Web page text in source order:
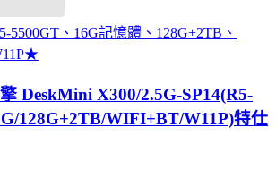
、16G記憶體、128G+2TB、
DeskMini X300/2.5G-SP14(R5-
128G+2TB/WIFI+BT/W11P)特仕